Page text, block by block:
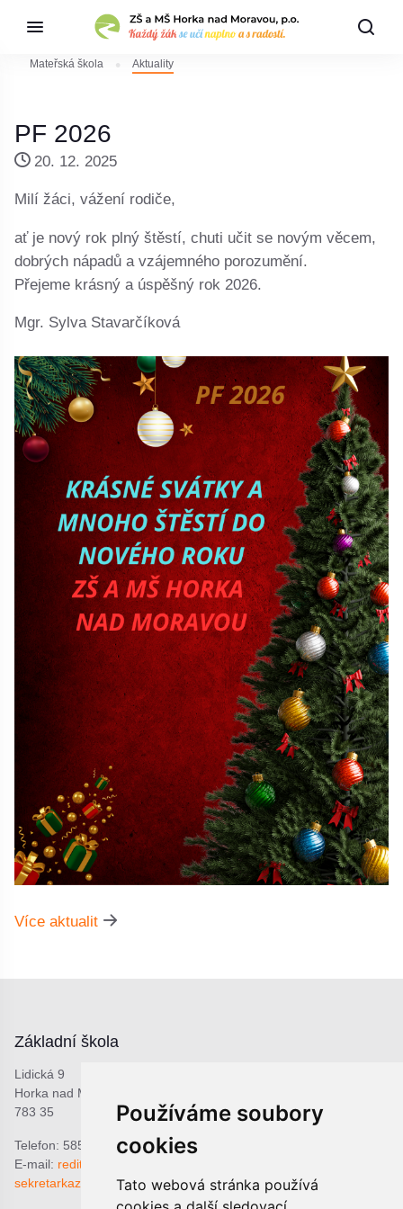
Používáme soubory
cookies
Tato webová stránka používá
Mateřská škola Aktuality
PF 2026
20. 12. 2025
Milí žáci, vážení rodiče,
ať je nový rok plný štěstí, chuti učit se novým věcem,
dobrých nápadů a vzájemného porozumění.
Přejeme krásný a úspěšný rok 2026.
Mgr. Sylva Stavarčíková
Více aktualit
Základní škola
Lidická 9
Horka nad Moravou
783 35
Telefon: 585 378 047
E-mail: reditel@zshorka.cz
sekretarkazshorka@seznam.cz